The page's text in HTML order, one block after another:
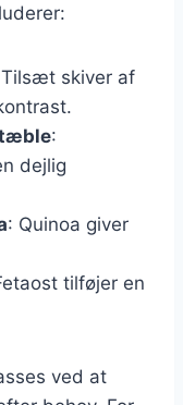
skiver af
:
dejlig
: Quinoa giver
tilføjer en
ved at